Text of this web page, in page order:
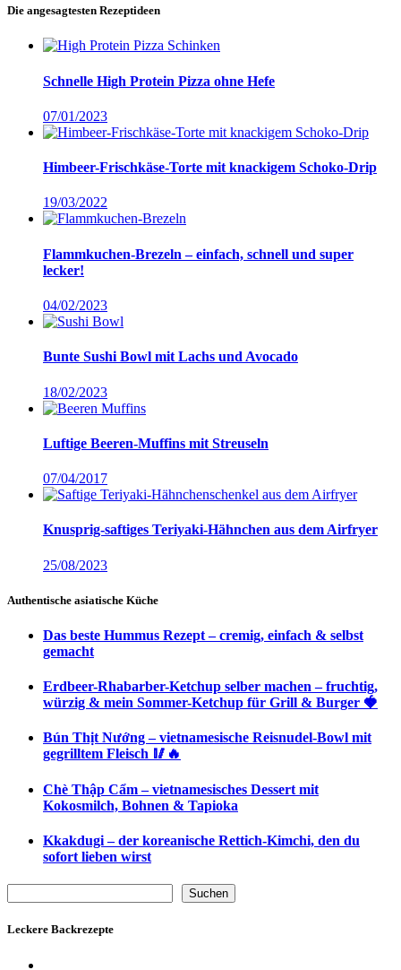
Die angesagtesten Rezeptideen
Schnelle High Protein Pizza ohne Hefe
07/01/2023
Himbeer-Frischkäse-Torte mit knackigem Schoko-Drip
19/03/2022
Flammkuchen-Brezeln – einfach, schnell und super
lecker!
04/02/2023
Bunte Sushi Bowl mit Lachs und Avocado
18/02/2023
Luftige Beeren-Muffins mit Streuseln
07/04/2017
Knusprig-saftiges Teriyaki-Hähnchen aus dem Airfryer
25/08/2023
Authentische asiatische Küche
Das beste Hummus Rezept – cremig, einfach & selbst
gemacht
Erdbeer-Rhabarber-Ketchup selber machen – fruchtig,
würzig & mein Sommer-Ketchup für Grill & Burger 🍓
Bún Thịt Nướng – vietnamesische Reisnudel-Bowl mit
gegrilltem Fleisch 🥢🔥
Chè Thập Cẩm – vietnamesisches Dessert mit
Kokosmilch, Bohnen & Tapioka
Kkakdugi – der koreanische Rettich-Kimchi, den du
sofort lieben wirst
Suchen
Leckere Backrezepte